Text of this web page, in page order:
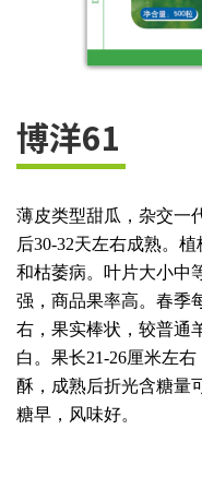
博洋61
薄皮类型甜瓜，杂交一
后30-32天左右成熟。
和枯萎病。叶片大小中
强，商品果率高。春季
右，果实棒状，较普通
白。果长21-26厘米左
酥，成熟后折光含糖量
糖早，风味好。